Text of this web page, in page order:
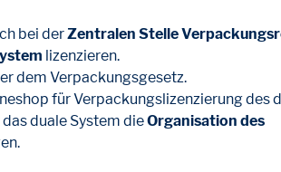
bei derZentralen Stelle
lizenzieren.
dem Verpackungsgesetz.
für Verpackungslizenzierung des
duale System dieOrganisation des